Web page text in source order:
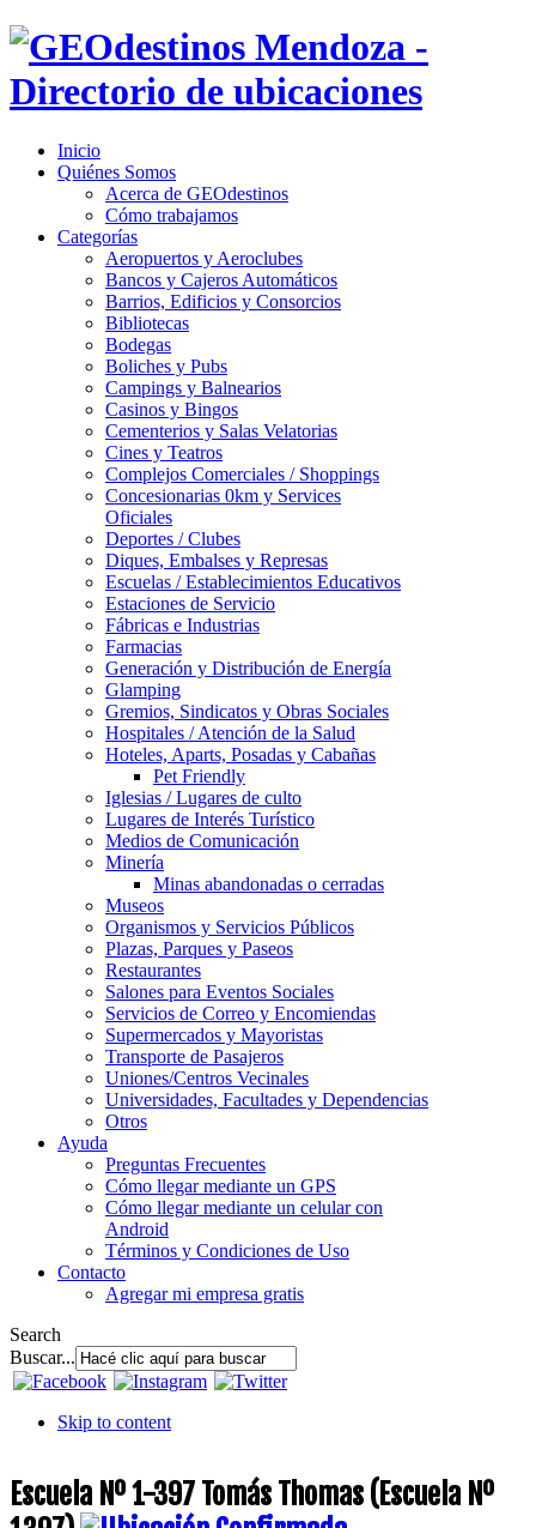
Inicio
Quiénes Somos
Acerca de GEOdestinos
Cómo trabajamos
Categorías
Aeropuertos y Aeroclubes
Bancos y Cajeros Automáticos
Barrios, Edificios y Consorcios
Bibliotecas
Bodegas
Boliches y Pubs
Campings y Balnearios
Casinos y Bingos
Cementerios y Salas Velatorias
Cines y Teatros
Complejos Comerciales / Shoppings
Concesionarias 0km y Services
Oficiales
Deportes / Clubes
Diques, Embalses y Represas
Escuelas / Establecimientos Educativos
Estaciones de Servicio
Fábricas e Industrias
Farmacias
Generación y Distribución de Energía
Glamping
Gremios, Sindicatos y Obras Sociales
Hospitales / Atención de la Salud
Hoteles, Aparts, Posadas y Cabañas
Pet Friendly
Iglesias / Lugares de culto
Lugares de Interés Turístico
Medios de Comunicación
Minería
Minas abandonadas o cerradas
Museos
Organismos y Servicios Públicos
Plazas, Parques y Paseos
Restaurantes
Salones para Eventos Sociales
Servicios de Correo y Encomiendas
Supermercados y Mayoristas
Transporte de Pasajeros
Uniones/Centros Vecinales
Universidades, Facultades y Dependencias
Otros
Ayuda
Preguntas Frecuentes
Cómo llegar mediante un GPS
Cómo llegar mediante un celular con
Android
Términos y Condiciones de Uso
Contacto
Agregar mi empresa gratis
Search
Buscar...
Skip to content
Escuela Nº 1-397 Tomás Thomas (Escuela Nº